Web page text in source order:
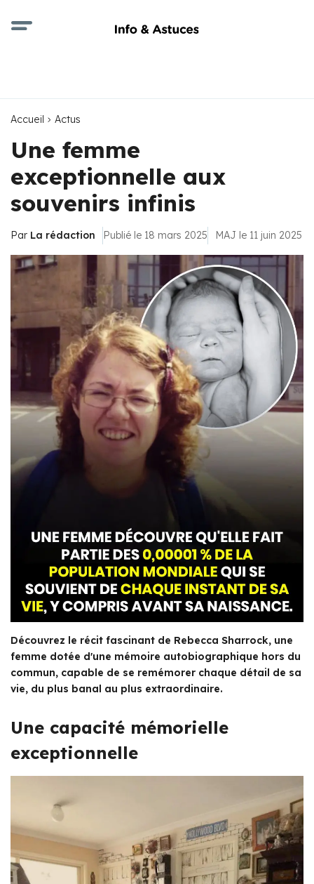
Accueil Actus
Une femme
exceptionnelle aux
souvenirs infinis
Par La rédaction Publié le 18 mars 2025 MAJ le 11 juin 2025
Découvrez le récit fascinant de Rebecca Sharrock, une
femme dotée d'une mémoire autobiographique hors du
commun, capable de se remémorer chaque détail de sa
vie, du plus banal au plus extraordinaire.
Une capacité mémorielle
exceptionnelle